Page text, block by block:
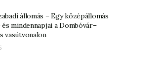
állomás – Egy középállomás
mindennapjai a Dombóvár–
vasútvonalon